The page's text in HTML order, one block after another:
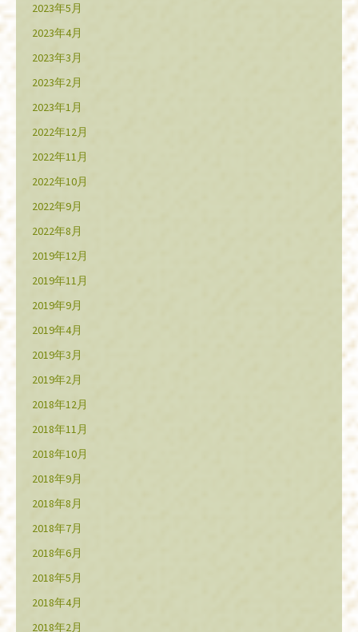
2023年5月
2023年4月
2023年3月
2023年2月
2023年1月
2022年12月
2022年11月
2022年10月
2022年9月
2022年8月
2019年12月
2019年11月
2019年9月
2019年4月
2019年3月
2019年2月
2018年12月
2018年11月
2018年10月
2018年9月
2018年8月
2018年7月
2018年6月
2018年5月
2018年4月
2018年2月